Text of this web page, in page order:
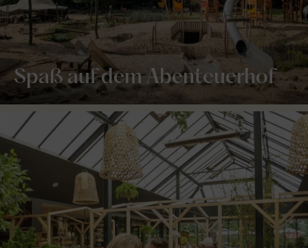
Spaß auf dem Abenteuerhof